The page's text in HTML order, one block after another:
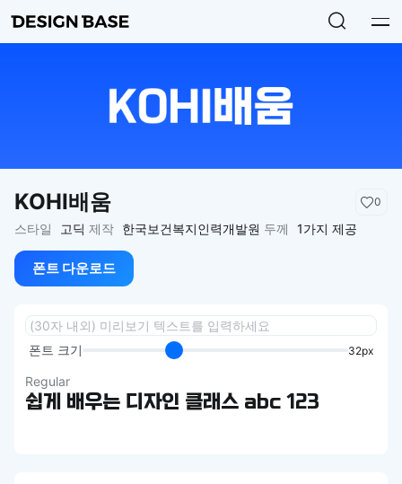
KOHI배움 0
스타일 고딕 제작 한국보건복지인력개발원 두께 1가지 제공
폰트 다운로드
폰트 크기 32px
Regular
쉽게 배우는 디자인 클래스 abc 123